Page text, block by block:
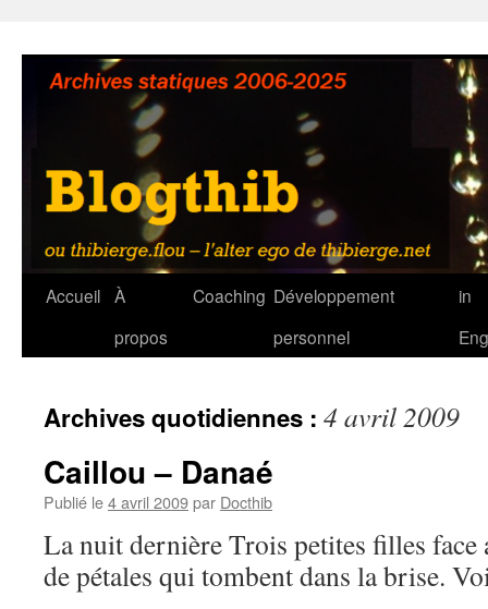
contenu
Accueil À
propos
Coaching Développement
personnel
in
Archives quotidiennes : 4 avril 2009
Caillou – Danaé
Publié le4 avril 2009par Docthib
La nuit dernière Trois petites filles face
de pétales qui tombent dans la brise.